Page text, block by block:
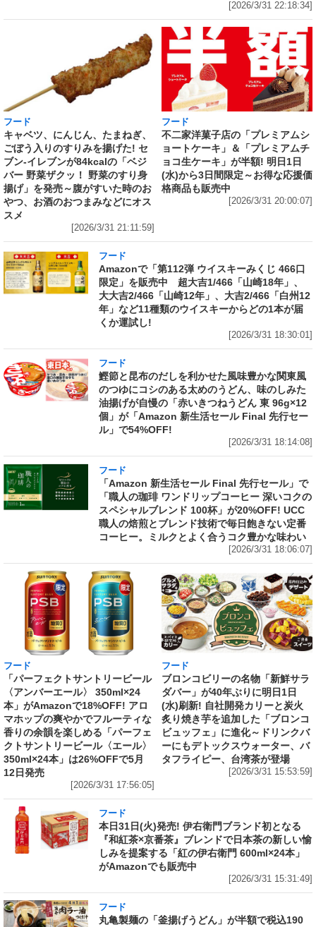
[2026/3/31 22:18:34]
フード
キャベツ、にんじん、たまねぎ、
ごぼう入りのすりみを揚げた! セ
ブン‐イレブンが84kcalの「ベジ
バー 野菜ザクッ！ 野菜のすり身
揚げ」を発売～腹がすいた時のお
やつ、お酒のおつまみなどにオス
スメ
[2026/3/31 21:11:59]
フード
不二家洋菓子店の「プレミアムシ
ョートケーキ」＆「プレミアムチ
ョコ生ケーキ」が半額! 明日1日
(水)から3日間限定～お得な応援価
格商品も販売中
[2026/3/31 20:00:07]
フード
Amazonで「第112弾 ウイスキーみくじ 466口
限定」を販売中 超大吉1/466「山崎18年」、
大大吉2/466「山崎12年」、大吉2/466「白州12
年」など11種類のウイスキーからどの1本が届
くか運試し!
[2026/3/31 18:30:01]
フード
鰹節と昆布のだしを利かせた風味豊かな関東風
のつゆにコシのある太めのうどん、味のしみた
油揚げが自慢の「赤いきつねうどん 東 96g×12
個」が「Amazon 新生活セール Final 先行セー
ル」で54%OFF!
[2026/3/31 18:14:08]
フード
「Amazon 新生活セール Final 先行セール」で
「職人の珈琲 ワンドリップコーヒー 深いコクの
スペシャルブレンド 100杯」が20%OFF! UCC
職人の焙煎とブレンド技術で毎日飽きない定番
コーヒー。ミルクとよく合うコク豊かな味わい
[2026/3/31 18:06:07]
フード
「パーフェクトサントリービール
〈アンバーエール〉 350ml×24
本」がAmazonで18%OFF! アロ
マホップの爽やかでフルーティな
香りの余韻を楽しめる「パーフェ
クトサントリービール〈エール〉
350ml×24本」は26%OFFで5月
12日発売
[2026/3/31 17:56:05]
フード
ブロンコビリーの名物「新鮮サラ
ダバー」が40年ぶりに明日1日
(水)刷新! 自社開発カリーと炭火
炙り焼き芋を追加した「ブロンコ
ビュッフェ」に進化～ドリンクバ
ーにもデトックスウォーター、バ
タフライピー、台湾茶が登場
[2026/3/31 15:53:59]
フード
本日31日(火)発売! 伊右衛門ブランド初となる
『和紅茶×京番茶』ブレンドで日本茶の新しい愉
しみを提案する「紅の伊右衛門 600ml×24本」
がAmazonでも販売中
[2026/3/31 15:31:49]
フード
丸亀製麺の「釜揚げうどん」が半額で税込190